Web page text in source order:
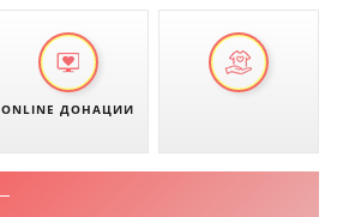
ONLINE ДОНАЦИИ